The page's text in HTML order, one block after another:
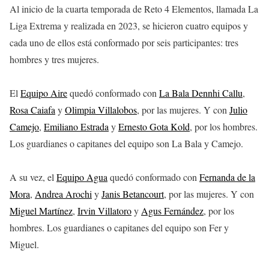
Al inicio de la cuarta temporada de Reto 4 Elementos, llamada La
Liga Extrema y realizada en 2023, se hicieron cuatro equipos y
cada uno de ellos está conformado por seis participantes: tres
hombres y tres mujeres.
ElEquipo Airequedó conformado conLa Bala Dennhi Callu,
Rosa CaiafayOlimpia Villalobos, por las mujeres. Y conJulio
Camejo, Emiliano EstradayErnesto Gota Kold, por los hombres.
Los guardianes o capitanes del equipo son La Bala y Camejo.
A su vez, elEquipo Aguaquedó conformado conFernanda de la
Mora, Andrea ArochiyJanis Betancourt, por las mujeres. Y con
Miguel Martínez, Irvin VillatoroyAgus Fernández, por los
hombres. Los guardianes o capitanes del equipo son Fer y
Miguel.